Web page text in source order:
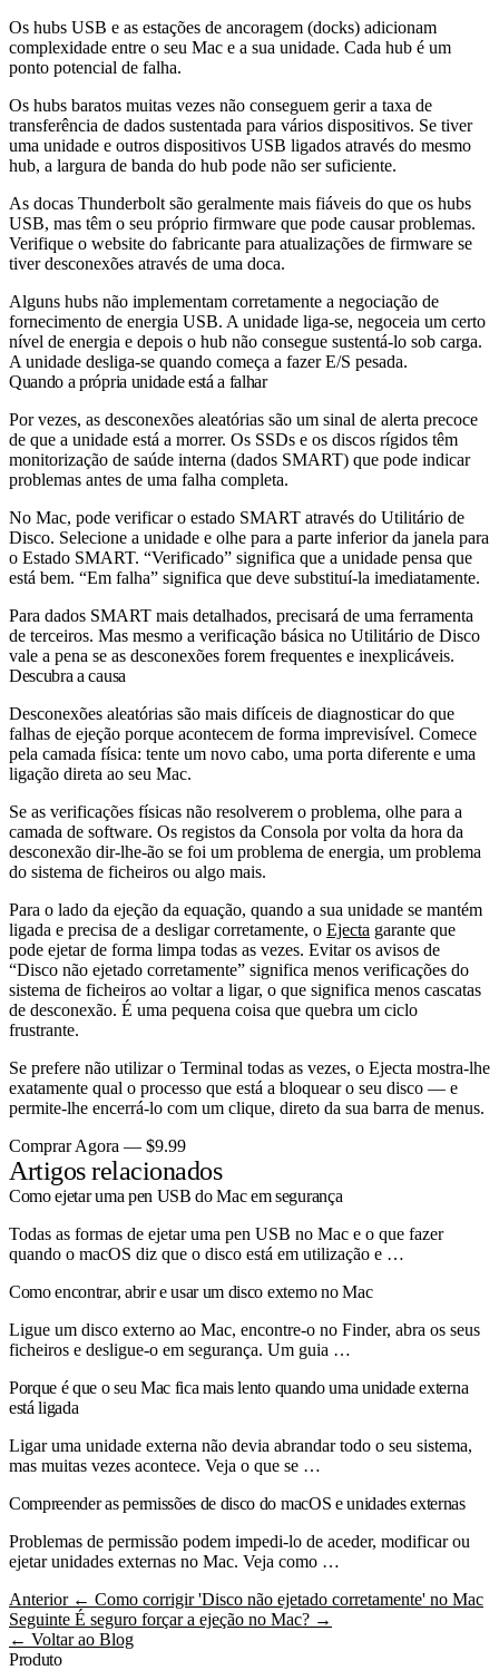
Os hubs USB e as estações de ancoragem (docks) adicionam
complexidade entre o seu Mac e a sua unidade. Cada hub é um
ponto potencial de falha.
Os hubs baratos muitas vezes não conseguem gerir a taxa de
transferência de dados sustentada para vários dispositivos. Se tiver
uma unidade e outros dispositivos USB ligados através do mesmo
hub, a largura de banda do hub pode não ser suficiente.
As docas Thunderbolt são geralmente mais fiáveis do que os hubs
USB, mas têm o seu próprio firmware que pode causar problemas.
Verifique o website do fabricante para atualizações de firmware se
tiver desconexões através de uma doca.
Alguns hubs não implementam corretamente a negociação de
fornecimento de energia USB. A unidade liga-se, negoceia um certo
nível de energia e depois o hub não consegue sustentá-lo sob carga.
A unidade desliga-se quando começa a fazer E/S pesada.
Quando a própria unidade está a falhar
Por vezes, as desconexões aleatórias são um sinal de alerta precoce
de que a unidade está a morrer. Os SSDs e os discos rígidos têm
monitorização de saúde interna (dados SMART) que pode indicar
problemas antes de uma falha completa.
No Mac, pode verificar o estado SMART através do Utilitário de
Disco. Selecione a unidade e olhe para a parte inferior da janela para
o Estado SMART. “Verificado” significa que a unidade pensa que
está bem. “Em falha” significa que deve substituí-la imediatamente.
Para dados SMART mais detalhados, precisará de uma ferramenta
de terceiros. Mas mesmo a verificação básica no Utilitário de Disco
vale a pena se as desconexões forem frequentes e inexplicáveis.
Descubra a causa
Desconexões aleatórias são mais difíceis de diagnosticar do que
falhas de ejeção porque acontecem de forma imprevisível. Comece
pela camada física: tente um novo cabo, uma porta diferente e uma
ligação direta ao seu Mac.
Se as verificações físicas não resolverem o problema, olhe para a
camada de software. Os registos da Consola por volta da hora da
desconexão dir-lhe-ão se foi um problema de energia, um problema
do sistema de ficheiros ou algo mais.
Para o lado da ejeção da equação, quando a sua unidade se mantém
ligada e precisa de a desligar corretamente, o Ejecta garante que
pode ejetar de forma limpa todas as vezes. Evitar os avisos de
“Disco não ejetado corretamente” significa menos verificações do
sistema de ficheiros ao voltar a ligar, o que significa menos cascatas
de desconexão. É uma pequena coisa que quebra um ciclo
frustrante.
Se prefere não utilizar o Terminal todas as vezes, o Ejecta mostra-lhe
exatamente qual o processo que está a bloquear o seu disco — e
permite-lhe encerrá-lo com um clique, direto da sua barra de menus.
Comprar Agora — $9.99
Artigos relacionados
Como ejetar uma pen USB do Mac em segurança
Todas as formas de ejetar uma pen USB no Mac e o que fazer
quando o macOS diz que o disco está em utilização e …
Como encontrar, abrir e usar um disco externo no Mac
Ligue um disco externo ao Mac, encontre-o no Finder, abra os seus
ficheiros e desligue-o em segurança. Um guia …
Porque é que o seu Mac fica mais lento quando uma unidade externa
está ligada
Ligar uma unidade externa não devia abrandar todo o seu sistema,
mas muitas vezes acontece. Veja o que se …
Compreender as permissões de disco do macOS e unidades externas
Problemas de permissão podem impedi-lo de aceder, modificar ou
ejetar unidades externas no Mac. Veja como …
Anterior ← Como corrigir 'Disco não ejetado corretamente' no Mac
Seguinte É seguro forçar a ejeção no Mac? →
← Voltar ao Blog
Produto